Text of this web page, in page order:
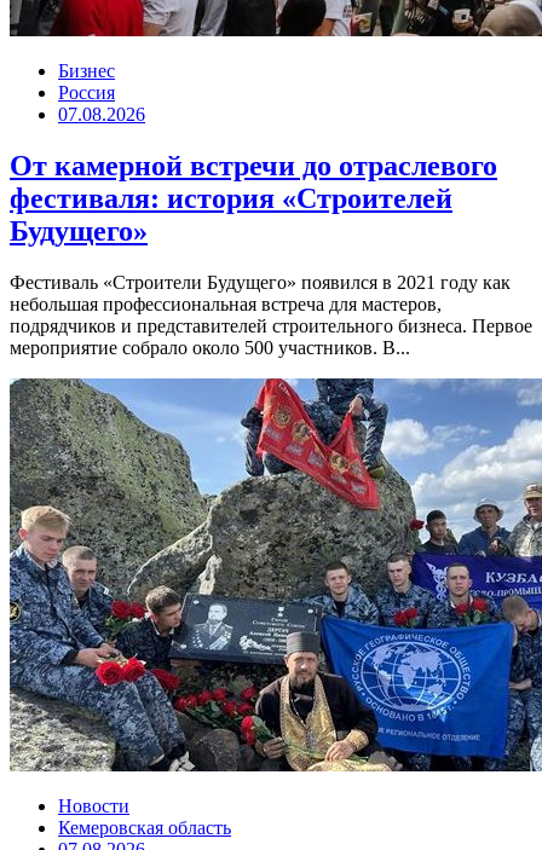
Бизнес
Россия
07.08.2026
От камерной встречи до отраслевого
фестиваля: история «Строителей
Будущего»
Фестиваль «Строители Будущего» появился в 2021 году как
небольшая профессиональная встреча для мастеров,
подрядчиков и представителей строительного бизнеса. Первое
мероприятие собрало около 500 участников. В...
Новости
Кемеровская область